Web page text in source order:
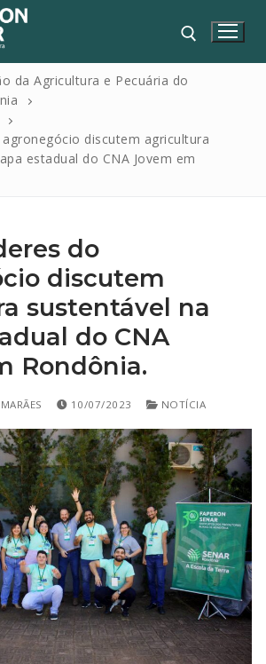
da Agricultura e Pecuária do
agronegócio discutem agricultura
estadual do CNA Jovem em
do
discutem
sustentável na
do CNA
Rondônia.
10/07/2023 NOTÍCIA